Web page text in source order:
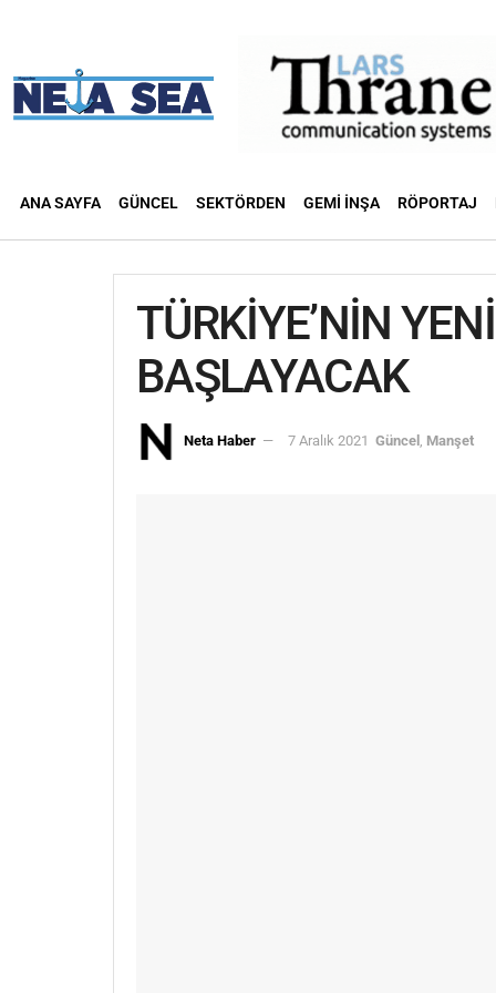
ANA SAYFA GÜNCEL SEKTÖRDEN GEMI İNŞA RÖPORTAJ
TÜRKİYE’NİN
BAŞLAYACAK
Neta Haber 7 Aralık 2021 Güncel Manşet